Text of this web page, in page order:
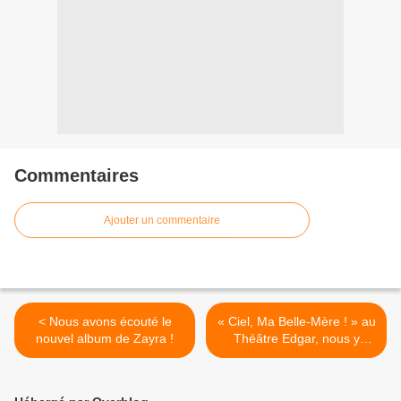
Commentaires
Ajouter un commentaire
< Nous avons écouté le
nouvel album de Zayra !
« Ciel, Ma Belle-Mère ! » au
Théâtre Edgar, nous y
étions ! >